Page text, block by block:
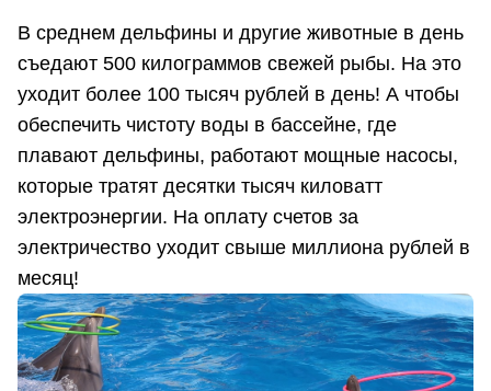
В среднем дельфины и другие животные в день
съедают 500 килограммов свежей рыбы. На это
уходит более 100 тысяч рублей в день! А чтобы
обеспечить чистоту воды в бассейне, где
плавают дельфины, работают мощные насосы,
которые тратят десятки тысяч киловатт
электроэнергии. На оплату счетов за
электричество уходит свыше миллиона рублей в
месяц!